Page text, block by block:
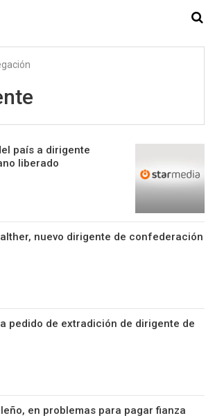
país a dirigente
liberado
nuevo dirigente de confederación
pedido de extradición de dirigente de
en problemas para pagar fianza